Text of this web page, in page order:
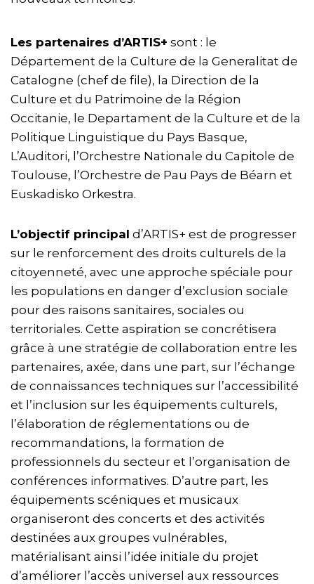
Les partenaires d’ARTIS+ sont : le
Département de la Culture de la Generalitat de
Catalogne (chef de file), la Direction de la
Culture et du Patrimoine de la Région
Occitanie, le Departament de la Culture et de la
Politique Linguistique du Pays Basque,
L’Auditori, l’Orchestre Nationale du Capitole de
Toulouse, l’Orchestre de Pau Pays de Béarn et
Euskadisko Orkestra.
L’objectif principal d’ARTIS+ est de progresser
sur le renforcement des droits culturels de la
citoyenneté, avec une approche spéciale pour
les populations en danger d’exclusion sociale
pour des raisons sanitaires, sociales ou
territoriales. Cette aspiration se concrétisera
grâce à une stratégie de collaboration entre les
partenaires, axée, dans une part, sur l’échange
de connaissances techniques sur l’accessibilité
et l’inclusion sur les équipements culturels,
l’élaboration de réglementations ou de
recommandations, la formation de
professionnels du secteur et l’organisation de
conférences informatives. D’autre part, les
équipements scéniques et musicaux
organiseront des concerts et des activités
destinées aux groupes vulnérables,
matérialisant ainsi l’idée initiale du projet
d’améliorer l’accès universel aux ressources